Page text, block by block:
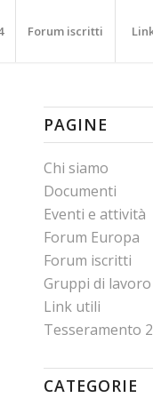
Forum iscritti
PAGINE
Chi siamo
Documenti
Eventi e attività
Forum Europa
Forum iscritti
Gruppi di
Link utili
Tesseramento
CATEGORIE